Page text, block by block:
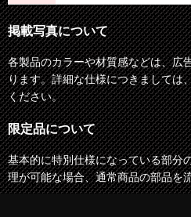
掲載写真について
各製品のカラーや材質感などは、広
ります。詳細な仕様につきましては
ください。
限定品について
基本的に特別仕様になっている部分
理が可能な場合、通常商品の部品を